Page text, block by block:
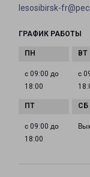
lesosibirsk-
ГРАФИК РАБОТЫ
с 09:00 до
18:00
с
с 09:00 до
18:00